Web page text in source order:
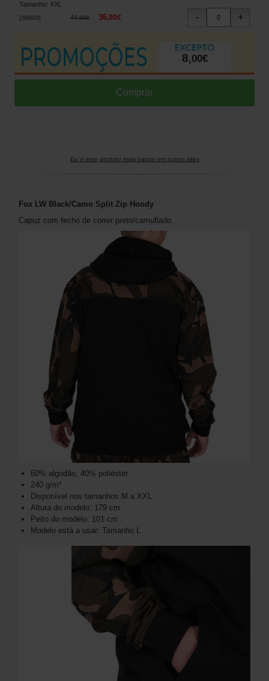
Tamanho: XXL
268603 ] 44,90€ 36,90€
8,00€
Eu vi este produto mais barato em outros sites
Fox LW Black/Camo Split Zip Hoody
Capuz com fecho de correr preto/camuflado.
60% algodão, 40% poliéster
240 g/m²
Disponível nos tamanhos M a XXL
Altura do modelo: 179 cm
Peito do modelo: 101 cm
Modelo está a usar: Tamanho L